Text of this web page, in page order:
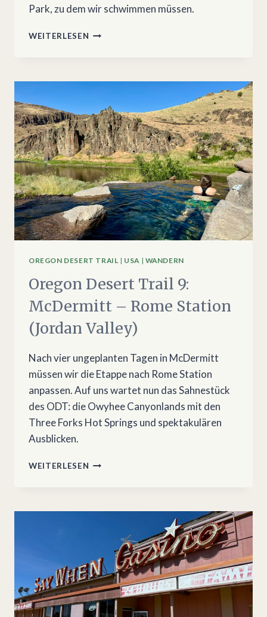
Park, zu dem wir schwimmen müssen.
WEITERLESEN OREGON
ROME
LAKE
OWYHEE
OREGON DESERT TRAIL | USA| WANDERN
Oregon Desert Trail 9:
McDermitt – Rome Station
(Jordan Valley)
Nach vier ungeplanten Tagen in McDermitt
müssen wir die Etappe nach Rome Station
anpassen. Auf uns wartet nun das Sahnestück
des ODT: die Owyhee Canyonlands mit den
Three Forks Hot Springs und spektakulären
Ausblicken.
WEITERLESEN OREGON
MCDERMITT
STATION
(JORDAN
VALLEY)